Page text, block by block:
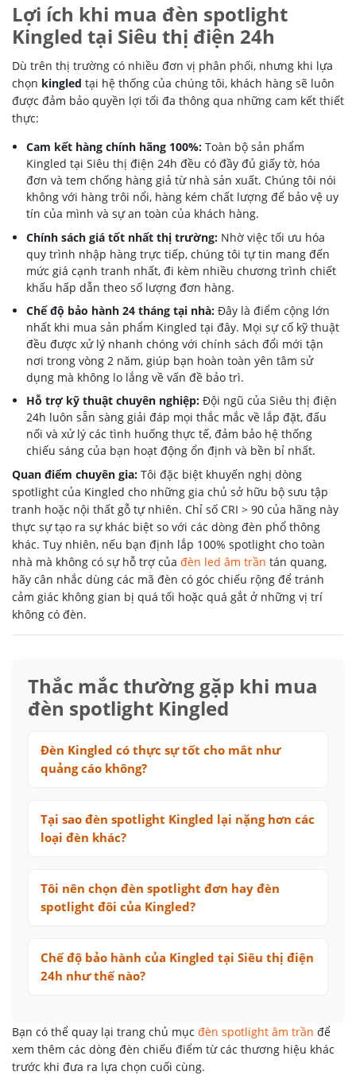
Lợi ích khi mua đèn spotlight
Kingled tại Siêu thị điện 24h
Dù trên thị trường có nhiều đơn vị phân phối, nhưng khi lựa
chọn kingled tại hệ thống của chúng tôi, khách hàng sẽ luôn
được đảm bảo quyền lợi tối đa thông qua những cam kết thiết
thực:
Cam kết hàng chính hãng 100%: Toàn bộ sản phẩm
Kingled tại Siêu thị điện 24h đều có đầy đủ giấy tờ, hóa
đơn và tem chống hàng giả từ nhà sản xuất. Chúng tôi nói
không với hàng trôi nổi, hàng kém chất lượng để bảo vệ uy
tín của mình và sự an toàn của khách hàng.
Chính sách giá tốt nhất thị trường: Nhờ việc tối ưu hóa
quy trình nhập hàng trực tiếp, chúng tôi tự tin mang đến
mức giá cạnh tranh nhất, đi kèm nhiều chương trình chiết
khấu hấp dẫn theo số lượng đơn hàng.
Chế độ bảo hành 24 tháng tại nhà: Đây là điểm cộng lớn
nhất khi mua sản phẩm Kingled tại đây. Mọi sự cố kỹ thuật
đều được xử lý nhanh chóng với chính sách đổi mới tận
nơi trong vòng 2 năm, giúp bạn hoàn toàn yên tâm sử
dụng mà không lo lắng về vấn đề bảo trì.
Hỗ trợ kỹ thuật chuyên nghiệp: Đội ngũ của Siêu thị điện
24h luôn sẵn sàng giải đáp mọi thắc mắc về lắp đặt, đấu
nối và xử lý các tình huống thực tế, đảm bảo hệ thống
chiếu sáng của bạn hoạt động ổn định và bền bỉ nhất.
Quan điểm chuyên gia: Tôi đặc biệt khuyến nghị dòng
spotlight của Kingled cho những gia chủ sở hữu bộ sưu tập
tranh hoặc nội thất gỗ tự nhiên. Chỉ số CRI > 90 của hãng này
thực sự tạo ra sự khác biệt so với các dòng đèn phổ thông
khác. Tuy nhiên, nếu bạn định lắp 100% spotlight cho toàn
nhà mà không có sự hỗ trợ của đèn led âm trần tán quang,
hãy cân nhắc dùng các mã đèn có góc chiếu rộng để tránh
cảm giác không gian bị quá tối hoặc quá gắt ở những vị trí
không có đèn.
Thắc mắc thường gặp khi mua
đèn spotlight Kingled
Đèn Kingled có thực sự tốt cho mắt như
quảng cáo không?
Tại sao đèn spotlight Kingled lại nặng hơn các
loại đèn khác?
Tôi nên chọn đèn spotlight đơn hay đèn
spotlight đôi của Kingled?
Chế độ bảo hành của Kingled tại Siêu thị điện
24h như thế nào?
Bạn có thể quay lại trang chủ mục đèn spotlight âm trần để
xem thêm các dòng đèn chiếu điểm từ các thương hiệu khác
trước khi đưa ra lựa chọn cuối cùng.